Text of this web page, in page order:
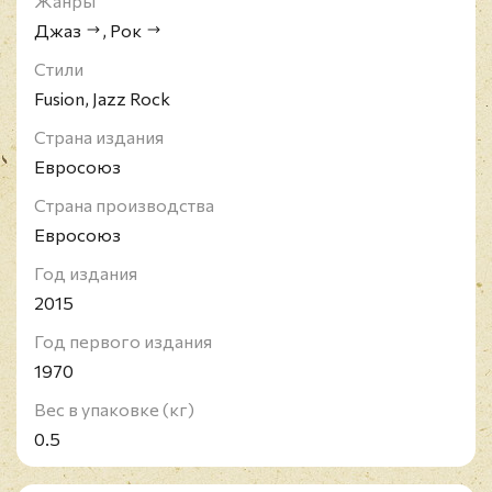
Джаз
, Рок
Стили
Fusion, Jazz Rock
Страна издания
Евросоюз
Страна производства
Евросоюз
Год издания
2015
Год первого издания
1970
Вес в упаковке (кг)
0.5